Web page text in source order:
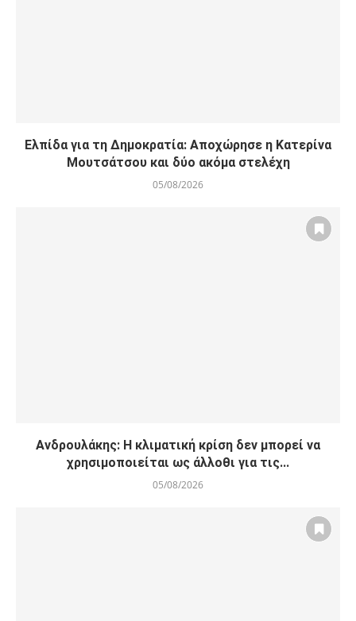
Ελπίδα για τη Δημοκρατία: Αποχώρησε η Κατερίνα
Μουτσάτσου και δύο ακόμα στελέχη
05/08/2026
Ανδρουλάκης: Η κλιματική κρίση δεν μπορεί να
χρησιμοποιείται ως άλλοθι για τις...
05/08/2026